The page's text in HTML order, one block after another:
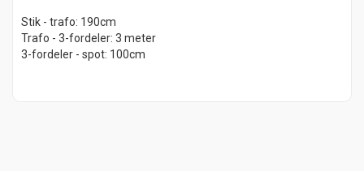
Stik - trafo: 190cm
Trafo - 3-fordeler: 3 meter
3-fordeler - spot: 100cm